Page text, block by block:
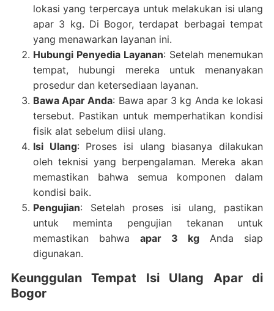
lokasi yang terpercaya untuk melakukan isi ulang
apar 3 kg. Di Bogor, terdapat berbagai tempat
yang menawarkan layanan ini.
Hubungi Penyedia Layanan: Setelah menemukan
tempat, hubungi mereka untuk menanyakan
prosedur dan ketersediaan layanan.
Bawa Apar Anda: Bawa apar 3 kg Anda ke lokasi
tersebut. Pastikan untuk memperhatikan kondisi
fisik alat sebelum diisi ulang.
Isi Ulang: Proses isi ulang biasanya dilakukan
oleh teknisi yang berpengalaman. Mereka akan
memastikan bahwa semua komponen dalam
kondisi baik.
Pengujian: Setelah proses isi ulang, pastikan
untuk meminta pengujian tekanan untuk
memastikan bahwa apar 3 kg Anda siap
digunakan.
Keunggulan Tempat Isi Ulang Apar di
Bogor